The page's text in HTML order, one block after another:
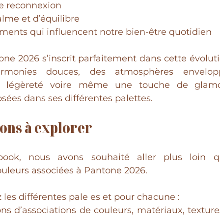
reconnexion
et d’équilibre
qui influencent notre bien-être quotidien
2026 s’inscrit parfaitement dans cette
douces, des atmosphères
légèreté voire même une touche de
dans ses différentes palettes.
à explorer
nous avons souhaité aller plus loin
associées à Pantone 2026.
les différentes pale es et pour chacune :
d’associations de couleurs, matériaux,